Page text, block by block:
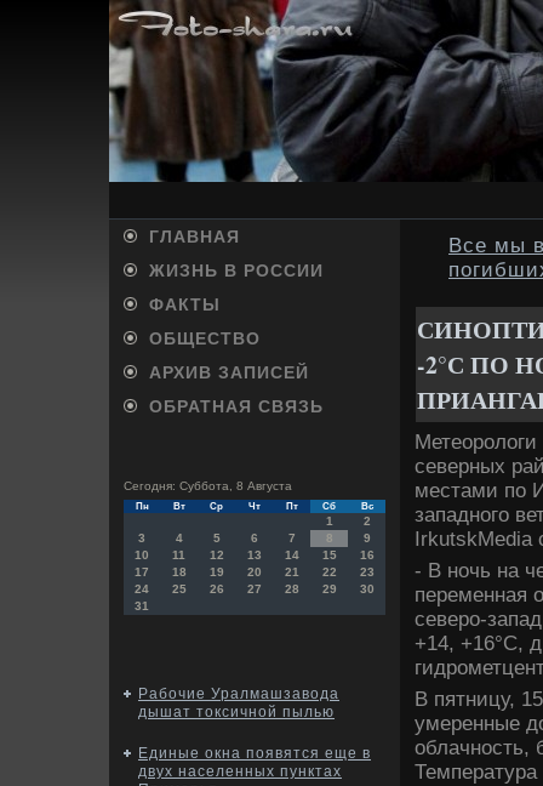
ГЛАВНАЯ
ЖИЗНЬ В РОССИИ
ФАКТЫ
ОБЩЕСТВО
АРХИВ ЗАПИСЕЙ
ОБРАТНАЯ СВЯЗЬ
Сегодня: Суббота, 8 Августа
Пн Вт Ср Чт Пт Сб Вс
1
2
3
4 5 6 7 8
9
10
11 12 13 14 15
16
17
18 19 20 21 22
23
24
25 26 27 28 29
30
31
Рабочие Уралмашзавода
дышат токсичной пылью
Единые окна появятся еще в
двух населенных пунктах
Все мы
-2°С ПО
северных
местами по
западного
IrkutskMedia
- В ночь на
переменная
северо-
+14, +16°С,
В пятницу,
умеренные
облачность,